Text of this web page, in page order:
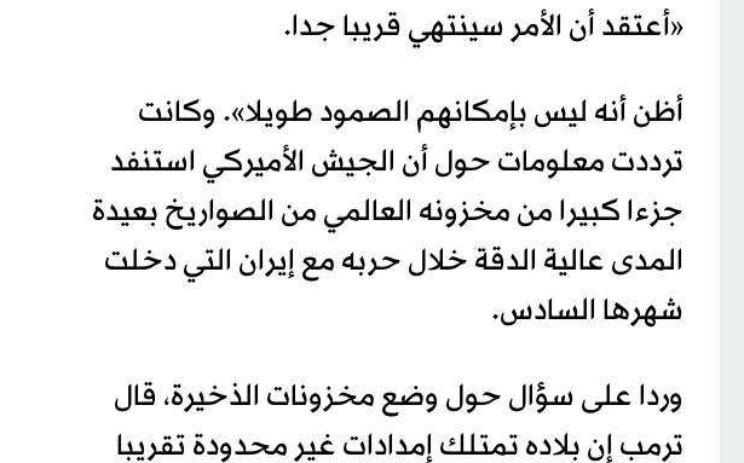
«أعتقد ‌أن الأمر ⁠سينتهي ​قريبا جدا.
⁠أظن أنه ليس بإمكانهم الصمود طويلا». وكانت
ترددت معلومات حول أن الجيش الأميركي استنفد
جزءا كبيرا من مخزونه العالمي من الصواريخ ⁠بعيدة
المدى عالية الدقة ‌خلال ‌حربه مع إيران التي دخلت ​
شهرها السادس.
وردا ‌على سؤال حول وضع ‌مخزونات الذخيرة، قال
ترمب إن بلاده تمتلك إمدادات غير محدودة تقريبا